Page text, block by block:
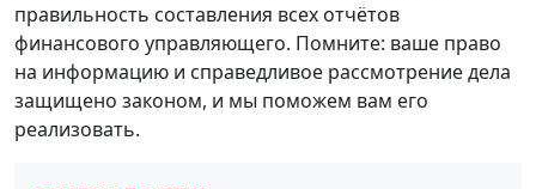
правильность составления всех отчётов
финансового управляющего. Помните: ваше право
на информацию и справедливое рассмотрение дела
защищено законом, и мы поможем вам его
реализовать.